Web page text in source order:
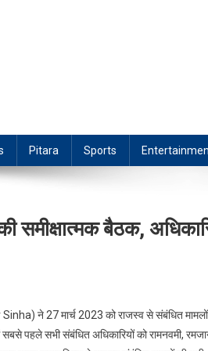
Pitara Sports
बैठक,
ने 27 मार्च 2023 को राजस्व से संबंधित
पहले सभी संबंधित अधिकारियों को रामनवमी,